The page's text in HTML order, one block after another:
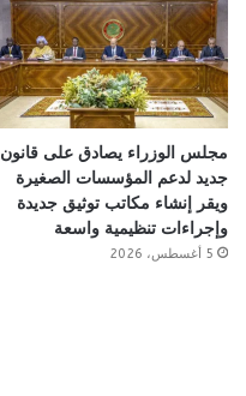
مجلس الوزراء يصادق على قانون
جديد لدعم المؤسسات الصغيرة
ويقر إنشاء مكاتب توثيق جديدة
وإجراءات تنظيمية واسعة
5 أغسطس، 2026